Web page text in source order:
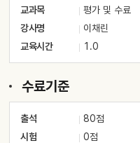
교과목
평가 및 수료
강사명
이채린
교육시간
1.0
수료기준
출석
80점
시험
0점